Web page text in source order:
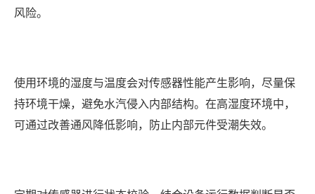
风险。
使用环境的湿度与温度会对传感器性能产生影响，尽量保
持环境干燥，避免水汽侵入内部结构。在高湿度环境中，
可通过改善通风降低影响，防止内部元件受潮失效。